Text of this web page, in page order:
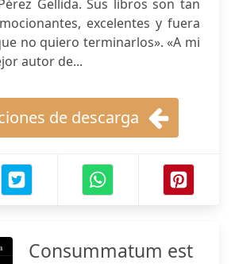
Gellida. Sus libros son tan
excelentes y fuera
no quiero terminarlos». «A mi
autor de...
de descarga
Consummatum est